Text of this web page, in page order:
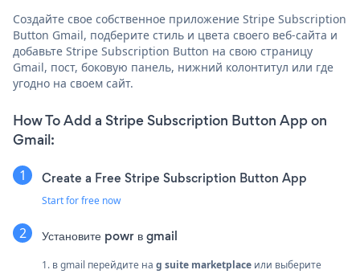
Создайте свое собственное приложение Stripe Subscription
Button Gmail, подберите стиль и цвета своего веб-сайта и
добавьте Stripe Subscription Button на свою страницу
Gmail, пост, боковую панель, нижний колонтитул или где
угодно на своем сайт.
How To Add a Stripe Subscription Button App on
Gmail:
Create a Free Stripe Subscription Button App
Start for free now
Установите powr в gmail
1. в gmail перейдите на g suite marketplace или выберите